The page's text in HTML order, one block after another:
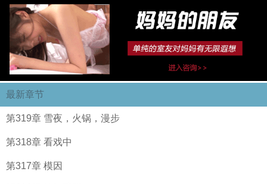
最新章节
第319章 雪夜，火锅，漫步
第318章 看戏中
第317章 模因